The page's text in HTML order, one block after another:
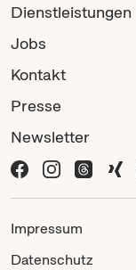
Dienstleistungen
Jobs
Kontakt
Presse
Newsletter
Impressum
Datenschutz